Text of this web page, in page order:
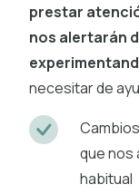
prestar
nos alertarán
necesitar de
que nos
habitual